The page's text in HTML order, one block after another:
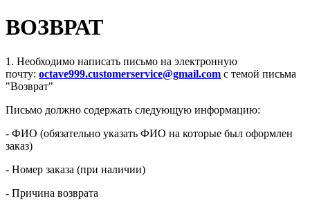
ВОЗВРАТ
1. Необходимо написать письмо на электронную
почту: octave999.customerservice@gmail.com с темой письма
"Возврат"
Письмо должно содержать следующую информацию:
- ФИО (обязательно указать ФИО на которые был оформлен
заказ)
- Номер заказа (при наличии)
- Причина возврата